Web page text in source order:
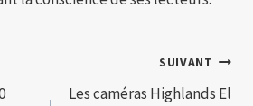
SUIVANT
Les caméras Highlands El